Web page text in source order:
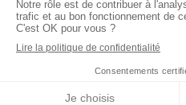
DuLundiau
Création et référencement du site